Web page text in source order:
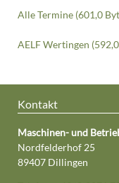
Alle Termine (601,0
AELF Wertingen
Kontakt
Maschinen- und
Nordfelderhof 25
89407 Dillingen